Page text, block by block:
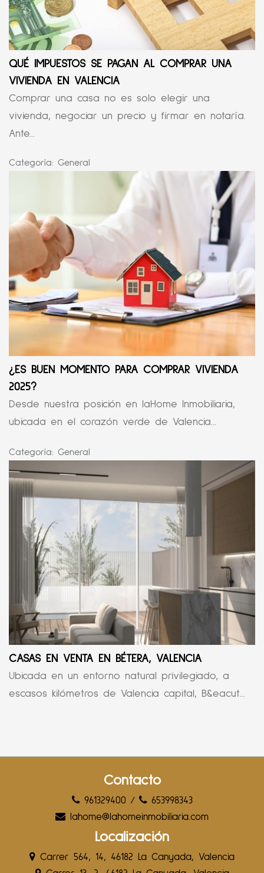
QUÉ IMPUESTOS SE PAGAN AL COMPRAR UNA
VIVIENDA EN VALENCIA
Comprar una casa no es solo elegir una
vivienda, negociar un precio y firmar en notaría.
Ante...
Categoría: General
¿ES BUEN MOMENTO PARA COMPRAR VIVIENDA
2025?
Desde nuestra posición en laHome Inmobiliaria,
ubicada en el corazón verde de Valencia...
Categoría: General
CASAS EN VENTA EN BÉTERA, VALENCIA
Ubicada en un entorno natural privilegiado, a
escasos kilómetros de Valencia capital, B&eacut...
Contacto
961329400 /
653998343
lahome@lahomeinmobiliaria.com
Localización
Carrer 564, 14, 46182 La Canyada, Valencia